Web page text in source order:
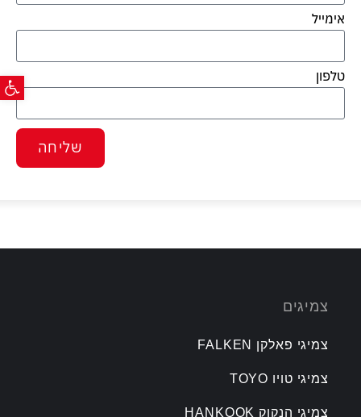
פתח
אימייל
טלפון
שליחה
צמיגים
צמיגי פאלקן FALKEN
צמיגי טויו TOYO
צמיגי הנקוק HANKOOK